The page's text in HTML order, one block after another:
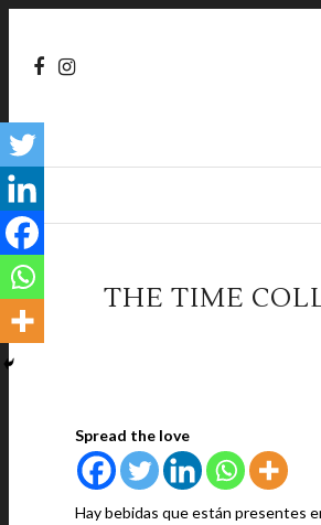
THE TIME
Spread the love
Hay bebidas que están presentes